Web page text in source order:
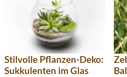
Stilvolle Pflanzen-Deko:
Sukkulenten im Glas